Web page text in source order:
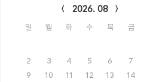
2026. 08
일 월 화 수 목 금
2
3 4 5 6 7
9
10 11 12 13 14